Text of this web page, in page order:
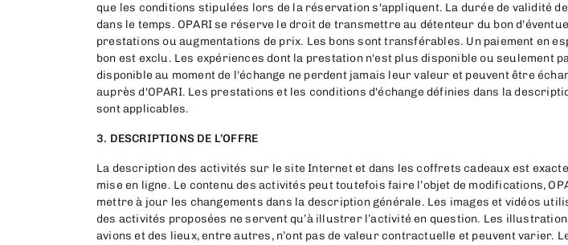
que les conditions stipulées lors de la réservation s'appliquent. La durée de validité
dans le temps. OPARI se réserve le droit de transmettre au détenteur du bon
prestations ou augmentations de prix. Les bons sont transférables. Un paiement en
bon est exclu. Les expériences dont la prestation n'est plus disponible ou seulement
disponible au moment de l'échange ne perdent jamais leur valeur et peuvent être
auprès d'OPARI. Les prestations et les conditions d'échange définies dans la
sont applicables.
3. DESCRIPTIONS DE L’OFFRE
La description des activités sur le site Internet et dans les coffrets cadeaux est
mise en ligne. Le contenu des activités peut toutefois faire l’objet de modifications,
mettre à jour les changements dans la description générale. Les images et vidéos
des activités proposées ne servent qu’à illustrer l’activité en question. Les
avions et des lieux, entre autres, n’ont pas de valeur contractuelle et peuvent varier.